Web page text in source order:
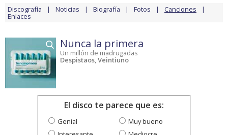
Discografía Noticias Biografía Fotos Canciones
Enlaces
Nunca la primera
Un millón de madrugadas
Despistaos,Veintiuno
El disco te parece que es:
Genial
Muy bueno